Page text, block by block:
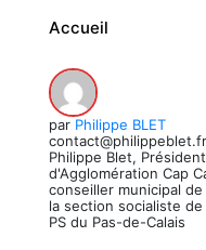
Accueil
par Philippe BLET
contact@philippeblet.fr
Philippe Blet,
d'Agglomération Cap
conseiller municipal
la section socialiste
PS du Pas-de-Calais